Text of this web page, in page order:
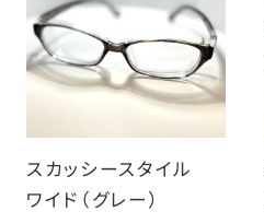
スカッシースタイル
ワイド（グレー）